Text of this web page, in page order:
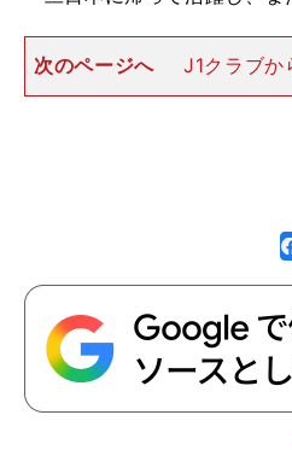
次のページへ
J1クラブか
は、当時の柏はJ2リーグで
だったから。柏での半年間
k